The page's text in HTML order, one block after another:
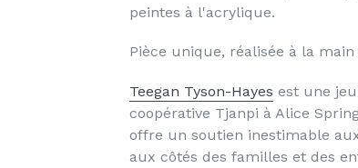
peintes à l'acrylique.
Pièce unique, réalisée à la
Teegan Tyson-Hayes est une
coopérative Tjanpi à Alice
offre un soutien inestimable
aux côtés des familles et des